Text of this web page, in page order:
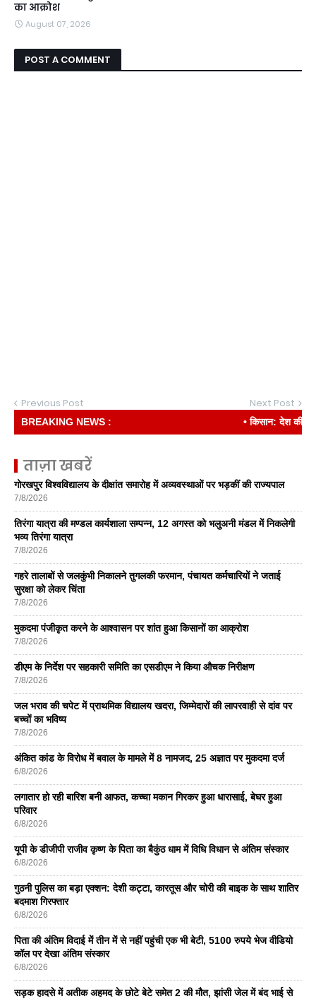
का आक्रोश
August 07, 2026
POST A COMMENT
Previous Post Next Post
BREAKING NEWS : • किसान: देश की रीढ़
ताज़ा खबरें
गोरखपुर विश्वविद्यालय के दीक्षांत समारोह में अव्यवस्थाओं पर भड़कीं की राज्यपाल
7/8/2026
तिरंगा यात्रा की मण्डल कार्यशाला सम्पन्न, 12 अगस्त को भलुअनी मंडल में निकलेगी
भव्य तिरंगा यात्रा
7/8/2026
गहरे तालाबों से जलकुंभी निकालने तुगलकी फरमान, पंचायत कर्मचारियों ने जताई
सुरक्षा को लेकर चिंता
7/8/2026
मुकदमा पंजीकृत करने के आश्वासन पर शांत हुआ किसानों का आक्रोश
7/8/2026
डीएम के निर्देश पर सहकारी समिति का एसडीएम ने किया औचक निरीक्षण
7/8/2026
जल भराव की चपेट में प्राथमिक विद्यालय खदरा, जिम्मेदारों की लापरवाही से दांव पर
बच्चों का भविष्य
7/8/2026
अंकित कांड के विरोध में बवाल के मामले में 8 नामजद, 25 अज्ञात पर मुकदमा दर्ज
6/8/2026
लगातार हो रही बारिश बनी आफत, कच्चा मकान गिरकर हुआ धारासाई, बेघर हुआ
परिवार
6/8/2026
यूपी के डीजीपी राजीव कृष्ण के पिता का बैकुंठ धाम में विधि विधान से अंतिम संस्कार
6/8/2026
गुठनी पुलिस का बड़ा एक्शन: देशी कट्टा, कारतूस और चोरी की बाइक के साथ शातिर
बदमाश गिरफ्तार
6/8/2026
पिता की अंतिम विदाई में तीन में से नहीं पहुंची एक भी बेटी, 5100 रुपये भेज वीडियो
कॉल पर देखा अंतिम संस्कार
6/8/2026
सड़क हादसे में अतीक अहमद के छोटे बेटे समेत 2 की मौत, झांसी जेल में बंद भाई से